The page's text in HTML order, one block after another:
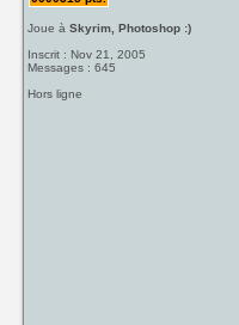
Joue àSkyrim, Photoshop :)
Inscrit : Nov 21, 2005
Messages : 645
Hors ligne